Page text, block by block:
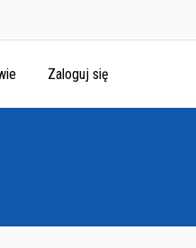
Zaloguj się